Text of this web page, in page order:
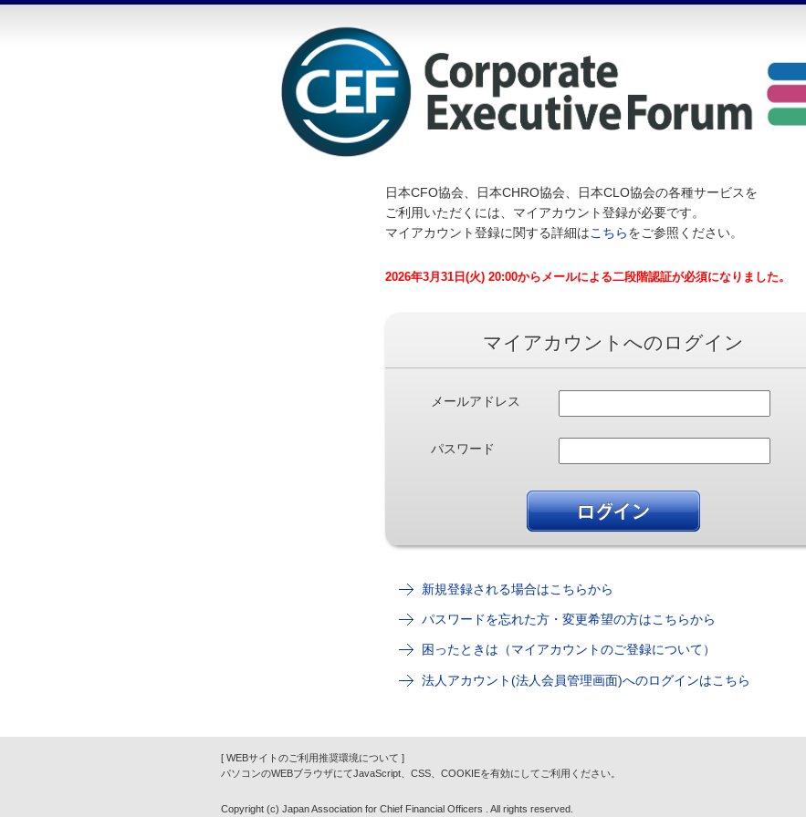
日本CFO協会、日本CHRO協会、日本CLO協会の各種サービスを
ご利用いただくには、マイアカウント登録が必要です。
マイアカウント登録に関する詳細はこちらをご参照ください。
2026年3月31日(火) 20:00からメールによる二段階認証が必須になりました。
マイアカウントへのログイン
メールアドレス
パスワード
新規登録される場合はこちらから
パスワードを忘れた方・変更希望の方はこちらから
困ったときは（マイアカウントのご登録について）
法人アカウント(法人会員管理画面)へのログインはこちら
[ WEBサイトのご利用推奨環境について ]
パソコンのWEBブラウザにてJavaScript、CSS、COOKIEを有効にしてご利用ください。
Copyright (c) Japan Association for Chief Financial Officers . All rights reserved.